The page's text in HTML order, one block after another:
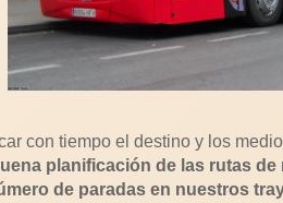
con tiempo el destino y los
planificación de las rutas
de paradas en nuestros